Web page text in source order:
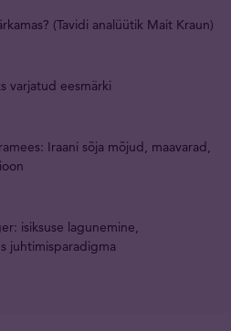
(Tavidi analüütik Mait Kraun)
varjatud eesmärki
Iraani sõja mõjud, maavarad,
isiksuse lagunemine,
juhtimisparadigma